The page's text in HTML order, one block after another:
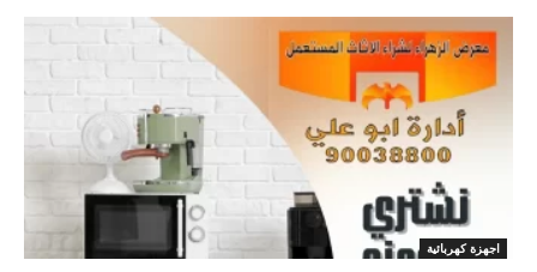
اجهزة كهربائية